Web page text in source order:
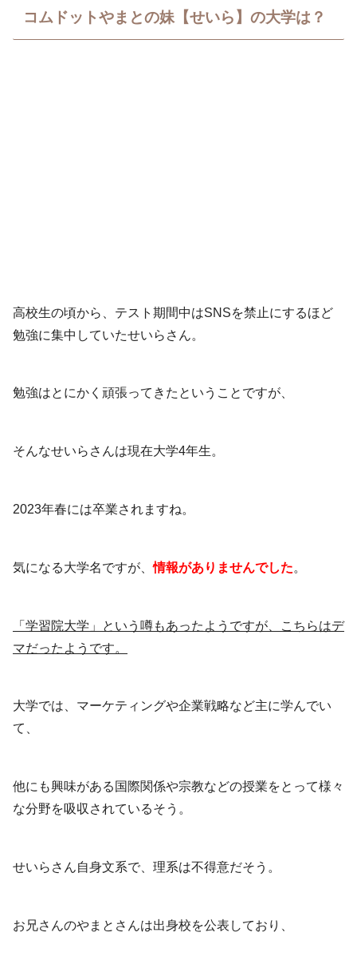
コムドットやまとの妹【せいら】の大学は？
高校生の頃から、テスト期間中はSNSを禁止にするほど
勉強に集中していたせいらさん。
勉強はとにかく頑張ってきたということですが、
そんなせいらさんは現在大学4年生。
2023年春には卒業されますね。
気になる大学名ですが、情報がありませんでした。
「学習院大学」という噂もあったようですが、こちらはデ
マだったようです。
大学では、マーケティングや企業戦略など主に学んでい
て、
他にも興味がある国際関係や宗教などの授業をとって様々
な分野を吸収されているそう。
せいらさん自身文系で、理系は不得意だそう。
お兄さんのやまとさんは出身校を公表しており、